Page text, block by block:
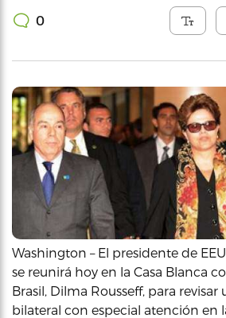
0
Washington – El presidente de
se reunirá hoy en la Casa Blanca
Brasil, Dilma Rousseff, para
bilateral con especial atención en